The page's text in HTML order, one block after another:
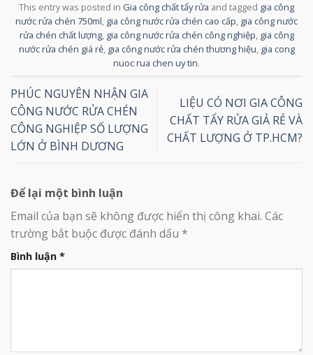
This entry was posted in Gia công chất tẩy rửa and tagged gia công
nước rửa chén 750ml, gia công nước rửa chén cao cấp, gia công nước
rửa chén chất lượng, gia công nước rửa chén công nghiệp, gia công
nước rửa chén giá rẻ, gia công nước rửa chén thương hiệu, gia cong
nuoc rua chen uy tin.
PHÚC NGUYÊN NHẬN GIA
CÔNG NƯỚC RỬA CHÉN
CÔNG NGHIỆP SỐ LƯỢNG
LỚN Ở BÌNH DƯƠNG
LIỆU CÓ NƠI GIA CÔNG
CHẤT TẨY RỬA GIẢ RẺ VÀ
CHẤT LƯỢNG Ở TP.HCM?
Để lại một bình luận
Email của bạn sẽ không được hiển thị công khai. Các
trường bắt buộc được đánh dấu *
Bình luận *